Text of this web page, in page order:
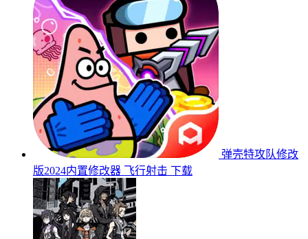
弹壳特攻队修改
版2024内置修改器 飞行射击 下载